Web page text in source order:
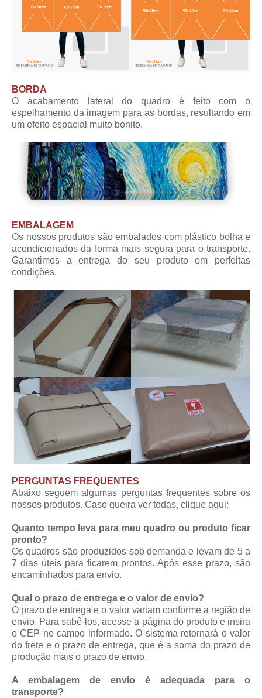
BORDA
O acabamento lateral do quadro é feito com o
espelhamento da imagem para as bordas, resultando em
um efeito espacial muito bonito.
EMBALAGEM
Os nossos produtos são embalados com plástico bolha e
acondicionados da forma mais segura para o transporte.
Garantimos a entrega do seu produto em perfeitas
condições.
PERGUNTAS FREQUENTES
Abaixo seguem algumas perguntas frequentes sobre os
nossos produtos. Caso queira ver todas, clique aqui:
Quanto tempo leva para meu quadro ou produto ficar
pronto?
Os quadros são produzidos sob demanda e levam de 5 a
7 dias úteis para ficarem prontos. Após esse prazo, são
encaminhados para envio.
Qual o prazo de entrega e o valor de envio?
O prazo de entrega e o valor variam conforme a região de
envio. Para sabê-los, acesse a página do produto e insira
o CEP no campo informado. O sistema retornará o valor
do frete e o prazo de entrega, que é a soma do prazo de
produção mais o prazo de envio.
A embalagem de envio é adequada para o
transporte?